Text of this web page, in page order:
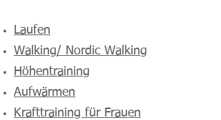
Laufen
Walking/ Nordic Walking
Höhentraining
Aufwärmen
Krafttraining für Frauen